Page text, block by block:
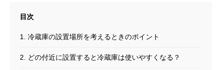
1. 冷蔵庫の設置場所を考えるときのポイント
2. どの付近に設置すると冷蔵庫は使いやすくなる？